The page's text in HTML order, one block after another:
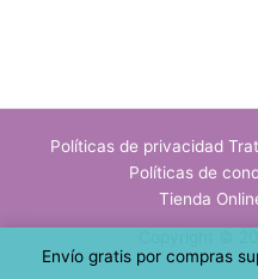
Envío gratis por compras
Políticas de privacidad
Políticas de
Tienda